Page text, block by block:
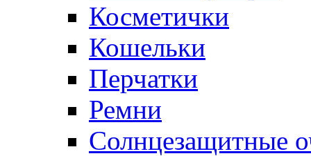
Косметички
Кошельки
Перчатки
Ремни
Солнцезащитные